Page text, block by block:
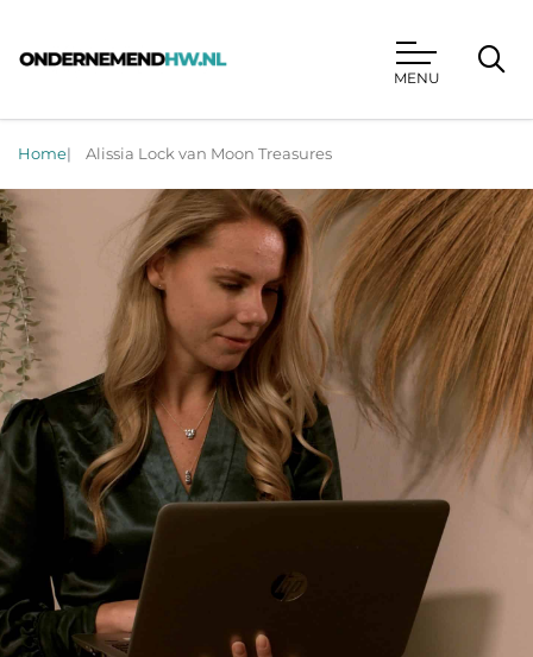
MENU
Home Alissia Lock van Moon Treasures